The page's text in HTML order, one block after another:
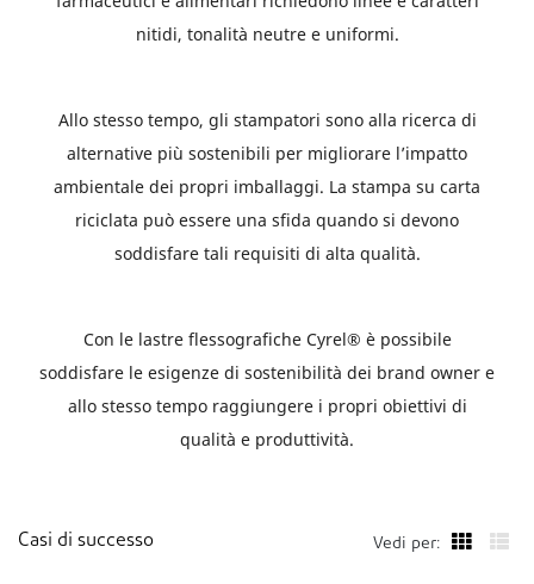
nitidi, tonalità neutre e uniformi.
Allo stesso tempo, gli stampatori sono alla ricerca di
alternative più sostenibili per migliorare l’impatto
ambientale dei propri imballaggi. La stampa su carta
riciclata può essere una sfida quando si devono
soddisfare tali requisiti di alta qualità.
Con le lastre flessografiche Cyrel® è possibile
soddisfare le esigenze di sostenibilità dei brand owner e
allo stesso tempo raggiungere i propri obiettivi di
qualità e produttività.
Casi di successo Vedi per: